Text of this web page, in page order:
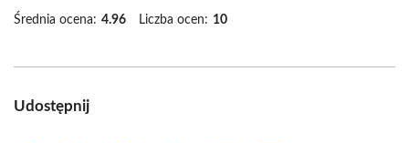
Średnia ocena: 4.96 Liczba ocen: 10
Udostępnij